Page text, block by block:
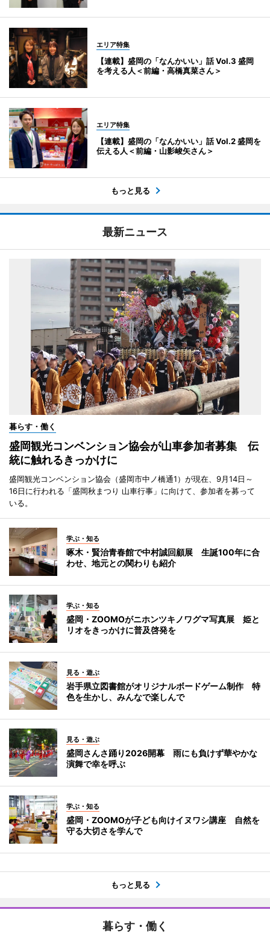
エリア特集
【連載】盛岡の「なんかいい」話 Vol.3 盛岡
を考える人＜前編・高橋真菜さん＞
エリア特集
【連載】盛岡の「なんかいい」話 Vol.2 盛岡を
伝える人＜前編・山影峻矢さん＞
もっと見る
最新ニュース
暮らす・働く
盛岡観光コンベンション協会が山車参加者募集 伝
統に触れるきっかけに
盛岡観光コンベンション協会（盛岡市中ノ橋通1）が現在、9月14日～
16日に行われる「盛岡秋まつり 山車行事」に向けて、参加者を募って
いる。
学ぶ・知る
啄木・賢治青春館で中村誠回顧展 生誕100年に合
わせ、地元との関わりも紹介
学ぶ・知る
盛岡・ZOOMOがニホンツキノワグマ写真展 姫と
リオをきっかけに普及啓発を
見る・遊ぶ
岩手県立図書館がオリジナルボードゲーム制作 特
色を生かし、みんなで楽しんで
見る・遊ぶ
盛岡さんさ踊り2026開幕 雨にも負けず華やかな
演舞で幸を呼ぶ
学ぶ・知る
盛岡・ZOOMOが子ども向けイヌワシ講座 自然を
守る大切さを学んで
もっと見る
暮らす・働く